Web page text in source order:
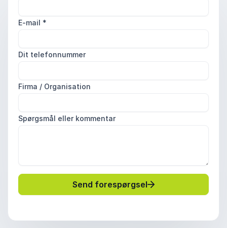
E-mail *
Dit telefonnummer
Firma / Organisation
Spørgsmål eller kommentar
Send forespørgsel